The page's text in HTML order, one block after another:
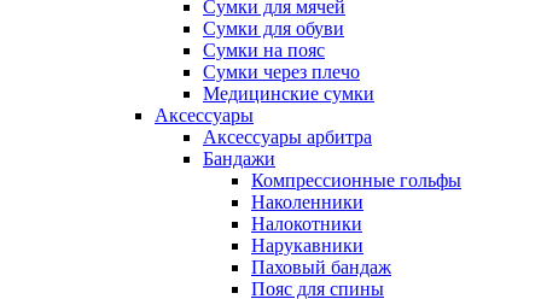
Сумки для мячей
Сумки для обуви
Сумки на пояс
Сумки через плечо
Медицинские сумки
Аксессуары
Аксессуары арбитра
Бандажи
Компрессионные гольфы
Наколенники
Налокотники
Нарукавники
Паховый бандаж
Пояс для спины